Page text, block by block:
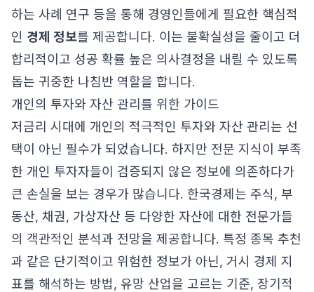
하는 사례 연구 등을 통해 경영인들에게 필요한 핵심적
인 경제 정보를 제공합니다. 이는 불확실성을 줄이고 더
합리적이고 성공 확률 높은 의사결정을 내릴 수 있도록
돕는 귀중한 나침반 역할을 합니다.
개인의 투자와 자산 관리를 위한 가이드
저금리 시대에 개인의 적극적인 투자와 자산 관리는 선
택이 아닌 필수가 되었습니다. 하지만 전문 지식이 부족
한 개인 투자자들이 검증되지 않은 정보에 의존하다가
큰 손실을 보는 경우가 많습니다. 한국경제는 주식, 부
동산, 채권, 가상자산 등 다양한 자산에 대한 전문가들
의 객관적인 분석과 전망을 제공합니다. 특정 종목 추천
과 같은 단기적이고 위험한 정보가 아닌, 거시 경제 지
표를 해석하는 방법, 유망 산업을 고르는 기준, 장기적